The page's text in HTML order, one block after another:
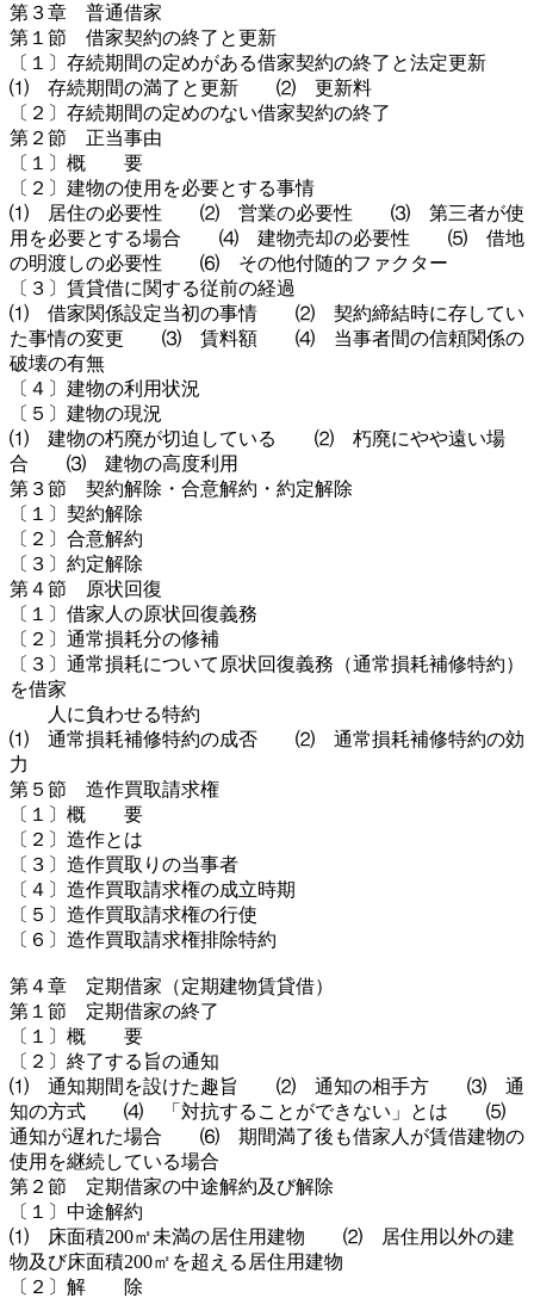
第３章 普通借家
第１節 借家契約の終了と更新
〔１〕存続期間の定めがある借家契約の終了と法定更新
⑴ 存続期間の満了と更新 ⑵ 更新料
〔２〕存続期間の定めのない借家契約の終了
第２節 正当事由
〔１〕概 要
〔２〕建物の使用を必要とする事情
⑴ 居住の必要性 ⑵ 営業の必要性 ⑶ 第三者が使
用を必要とする場合 ⑷ 建物売却の必要性 ⑸ 借地
の明渡しの必要性 ⑹ その他付随的ファクター
〔３〕賃貸借に関する従前の経過
⑴ 借家関係設定当初の事情 ⑵ 契約締結時に存してい
た事情の変更 ⑶ 賃料額 ⑷ 当事者間の信頼関係の
破壊の有無
〔４〕建物の利用状況
〔５〕建物の現況
⑴ 建物の朽廃が切迫している ⑵ 朽廃にやや遠い場
合 ⑶ 建物の高度利用
第３節 契約解除・合意解約・約定解除
〔１〕契約解除
〔２〕合意解約
〔３〕約定解除
第４節 原状回復
〔１〕借家人の原状回復義務
〔２〕通常損耗分の修補
〔３〕通常損耗について原状回復義務（通常損耗補修特約）
を借家
人に負わせる特約
⑴ 通常損耗補修特約の成否 ⑵ 通常損耗補修特約の効
力
第５節 造作買取請求権
〔１〕概 要
〔２〕造作とは
〔３〕造作買取りの当事者
〔４〕造作買取請求権の成立時期
〔５〕造作買取請求権の行使
〔６〕造作買取請求権排除特約
第４章 定期借家（定期建物賃貸借）
第１節 定期借家の終了
〔１〕概 要
〔２〕終了する旨の通知
⑴ 通知期間を設けた趣旨 ⑵ 通知の相手方 ⑶ 通
知の方式 ⑷ 「対抗することができない」とは ⑸
通知が遅れた場合 ⑹ 期間満了後も借家人が賃借建物の
使用を継続している場合
第２節 定期借家の中途解約及び解除
〔１〕中途解約
⑴ 床面積200㎡未満の居住用建物 ⑵ 居住用以外の建
物及び床面積200㎡を超える居住用建物
〔２〕解 除